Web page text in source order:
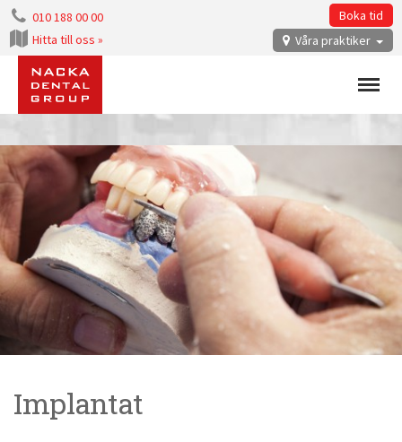
Våra praktiker
Boka tid
010 188 00 00
Hitta till oss »
Menu
Implantat